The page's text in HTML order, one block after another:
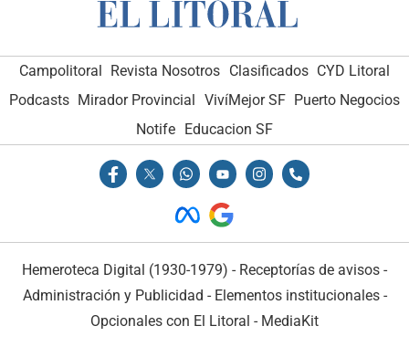
Campolitoral Revista Nosotros Clasificados CYD Litoral
Podcasts Mirador Provincial VivíMejor SF Puerto Negocios
Notife
Educacion SF
Hemeroteca Digital (1930-1979) - Receptorías de avisos -
Administración y Publicidad - Elementos institucionales-
Opcionales con El Litoral - MediaKit